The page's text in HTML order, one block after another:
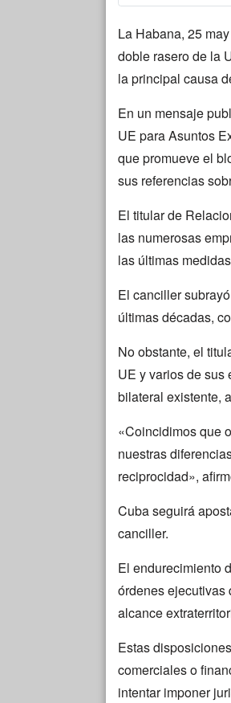
La Habana, 25
doble rasero de la
la principal causa
En un mensaje
UE para Asuntos
que promueve el
sus referencias
El titular de
las numerosas
las últimas
El canciller
últimas décadas,
No obstante, el
UE y varios de sus
bilateral existente,
«Coincidimos que
nuestras
reciprocidad»,
Cuba seguirá
canciller.
El endurecimiento
órdenes ejecutivas
alcance
Estas
comerciales o
intentar imponer